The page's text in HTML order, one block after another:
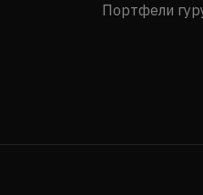
Портфели